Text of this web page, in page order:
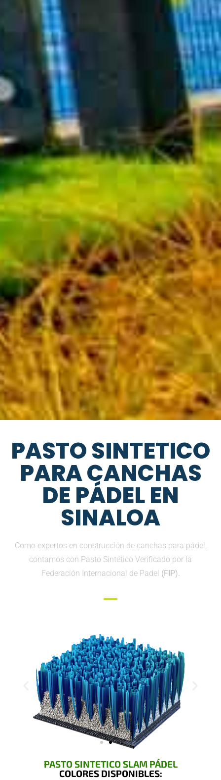
PASTO SINTETICO
PARA CANCHAS
DE PÁDEL EN
SINALOA
Como expertos en construcción de canchas para pádel,
contamos con Pasto Sintético Verificado por la
Federación Internacional de Padel (FIP).
PASTO SINTETICO SLAM PÁDEL
COLORES DISPONIBLES: